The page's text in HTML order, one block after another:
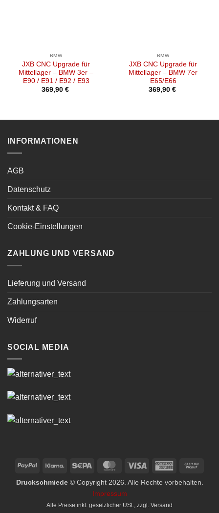
BMW
JXB CNC Upgrade für
Mittellager – BMW 3er –
E90 / E91 / E92 / E93
369,90 €
BMW
JXB CNC Upgrade für
Mittellager – BMW 7er
E65/E66
369,90 €
INFORMATIONEN
AGB
Datenschutz
Kontakt & FAQ
Cookie-Einstellungen
ZAHLUNG UND VERSAND
Lieferung und Versand
Zahlungsarten
Widerruf
SOCIAL MEDIA
PayPal Klarna Sepa MasterCardVisa
American
Druckschmiede© Copyright 2026. Alle Rechte vorbehalten.
Impressum
Alle Preise inkl. gesetzlicher USt., zzgl. Versand